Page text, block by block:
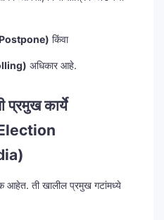
किंवा
अधिकार आहे.
प्रमुख कार्ये
आहेत. ती खालील प्रमुख गटांमध्ये